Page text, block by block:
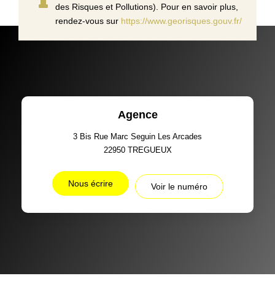
des Risques et Pollutions). Pour en savoir plus,
rendez-vous sur https://www.georisques.gouv.fr/
Agence
3 Bis Rue Marc Seguin Les Arcades
22950 TREGUEUX
Nous écrire Voir le numéro